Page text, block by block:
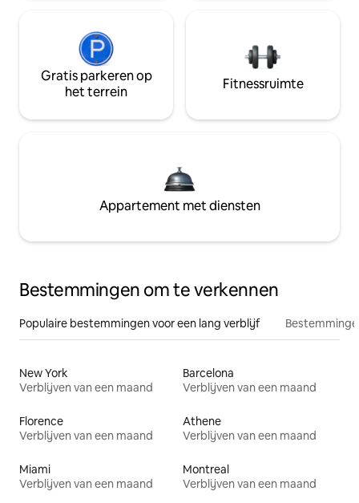
Gratis parkeren op
het terrein
Fitnessruimte
Appartement met diensten
Bestemmingen om te verkennen
Populaire bestemmingen voor een lang verblijf
New York
Verblijven van een maand
Barcelona
Verblijven van een maand
Florence
Verblijven van een maand
Athene
Verblijven van een maand
Miami
Verblijven van een maand
Montreal
Verblijven van een maand